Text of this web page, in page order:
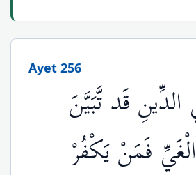
Ayet 256
الدِّينِ قَد تَّبَيَّنَ
فَمَنْ يَكْفُرْ